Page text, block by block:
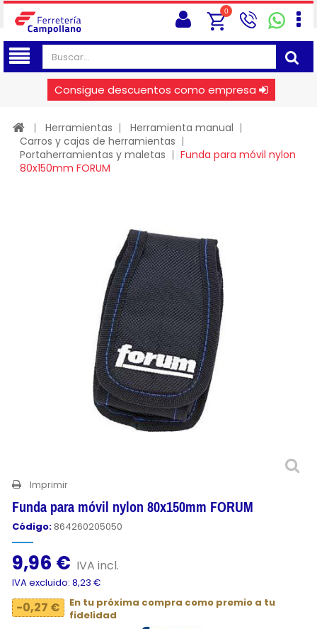
0
Consigue descuentos como empresa
Herramientas
Herramienta manual
Carros y cajas de herramientas
Portaherramientas y maletas
Funda para móvil nylon
80x150mm FORUM
Imprimir
Funda para móvil nylon 80x150mm FORUM
Código: 864260205050
9,96 € IVA incl.
IVA excluido: 8,23 €
-0,27 €
En tu próxima compra como premio a tu
fidelidad